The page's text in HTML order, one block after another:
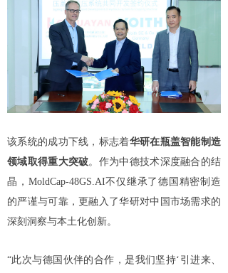
该系统的成功下线，标志着华研在瓶盖智能制造
领域取得重大突破。作为中德技术深度融合的结
晶，MoldCap-48GS.AI不仅继承了德国精密制造
的严谨与可靠，更融入了华研对中国市场需求的
深刻洞察与本土化创新。
“此次与德国伙伴的合作，是我们坚持‘引进来、